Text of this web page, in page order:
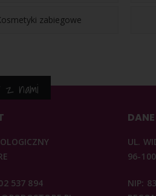
zabiegowe
z nami
537 894
UL.
96-
NIP: